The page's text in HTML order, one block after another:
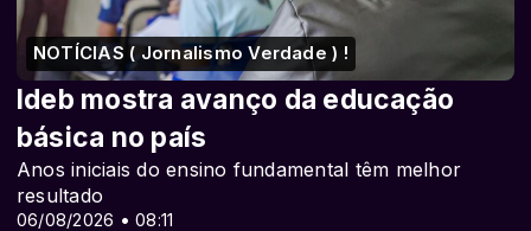
NOTÍCIAS ( Jornalismo Verdade ) !
06/08/2026 • 08:11
Ideb mostra avanço da educação
básica no país
Anos iniciais do ensino fundamental têm melhor
resultado